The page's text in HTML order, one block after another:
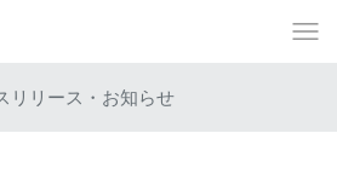
リリース・お知らせ